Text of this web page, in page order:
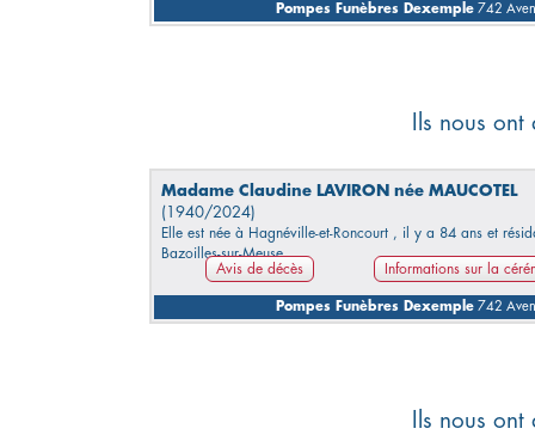
Pompes Funèbres Dexemple742
Ils nous
Madame Claudine LAVIRON née MAUCOTEL
(1940/2024)
Elle est née à Hagnéville-et-Roncourt , il y a 84 ans et
Bazoilles-sur-Meuse.
Avis de décès
Informations sur la
Pompes Funèbres Dexemple742
Ils nous